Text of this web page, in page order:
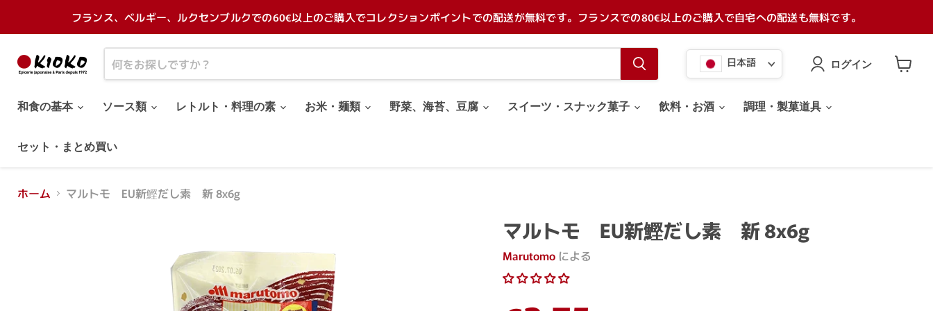
フランス、ベルギー、ルクセンブルクでの60€以上のご購入でコレクションポイントでの配送が無料です。フランスでの80€以上のご購入で自宅への配送も無料です。
言
語
日本語 ログイン
カ
和食の基本 ソース類 レトルト・料理の素 お米・麺類 野菜、海苔、豆腐 スイーツ・スナック菓子 飲料・お酒 調理・製菓道具
セット・まとめ買い
ホーム マルトモ EU新鰹だし素 新 8x6g
マルトモ EU新鰹だし素 新 8x6g
Marutomoによる